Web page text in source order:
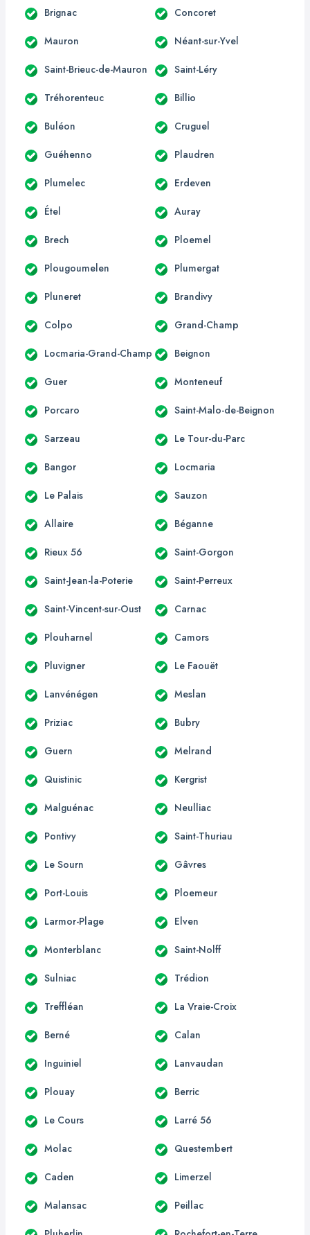
Brignac Concoret
Mauron Néant-sur-Yvel
Saint-Brieuc-de-Mauron Saint-Léry
Tréhorenteuc Billio
Buléon Cruguel
Guéhenno Plaudren
Plumelec Erdeven
Étel Auray
Brech Ploemel
Plougoumelen Plumergat
Pluneret Brandivy
Colpo Grand-Champ
Locmaria-Grand-Champ Beignon
Guer Monteneuf
Porcaro Saint-Malo-de-Beignon
Sarzeau Le Tour-du-Parc
Bangor Locmaria
Le Palais Sauzon
Allaire Béganne
Rieux 56 Saint-Gorgon
Saint-Jean-la-Poterie Saint-Perreux
Saint-Vincent-sur-Oust Carnac
Plouharnel Camors
Pluvigner Le Faouët
Lanvénégen Meslan
Priziac Bubry
Guern Melrand
Quistinic Kergrist
Malguénac Neulliac
Pontivy Saint-Thuriau
Le Sourn Gâvres
Port-Louis Ploemeur
Larmor-Plage Elven
Monterblanc Saint-Nolff
Sulniac Trédion
Treffléan La Vraie-Croix
Berné Calan
Inguiniel Lanvaudan
Plouay Berric
Le Cours Larré 56
Molac Questembert
Caden Limerzel
Malansac Peillac